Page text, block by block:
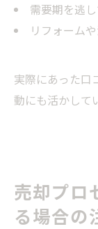
需要期を逃
リフォーム
実際にあった口
動にも活かして
売却プロ
る場合の